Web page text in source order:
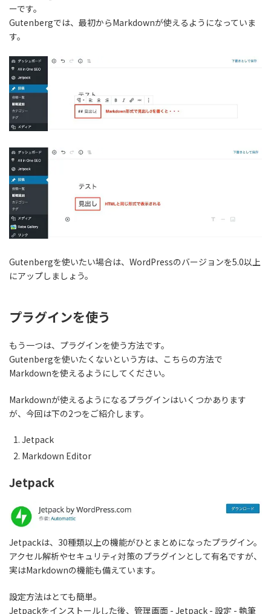
ーです。
Gutenbergでは、 最初からMarkdownが使えるようになっていま
す。
Gutenbergを使いたい場合は、WordPressのバージョンを5.0以上
にアップしましょう。
プラグインを使う
もう一つは、プラグインを使う方法です。
Gutenbergを使いたくないという方は、こちらの方法で
Markdownを使えるようにしてください。
Markdownが使えるようになるプラグインはいくつかあります
が、今回は下の2つをご紹介します。
Jetpack
Markdown Editor
Jetpack
Jetpackは、30種類以上の機能がひとまとめになったプラグイン。
アクセル解析やセキュリティ対策のプラグインとして有名ですが、
実はMarkdownの機能も備えています。
設定方法はとても簡単。
Jetpackをインストールした後、管理画面 - Jetpack - 設定 - 執筆